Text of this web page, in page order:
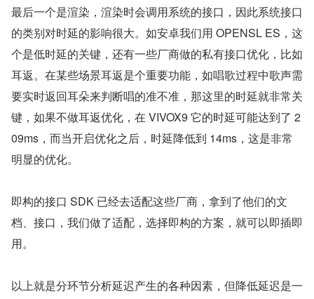
最后一个是渲染，渲染时会调用系统的接口，因此系统接口
的类别对时延的影响很大。如安卓我们用 OPENSL ES，这
个是低时延的关键，还有一些厂商做的私有接口优化，比如
耳返。在某些场景耳返是个重要功能，如唱歌过程中歌声需
要实时返回耳朵来判断唱的准不准，那这里的时延就非常关
键，如果不做耳返优化，在 VIVOX9 它的时延可能达到了 2
09ms，而当开启优化之后，时延降低到 14ms，这是非常
明显的优化。
即构的接口 SDK 已经去适配这些厂商，拿到了他们的文
档、接口，我们做了适配，选择即构的方案，就可以即插即
用。
以上就是分环节分析延迟产生的各种因素，但降低延迟是一